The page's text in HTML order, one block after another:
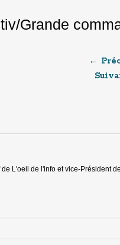
Grande
←
L'oeil de l'info et vice-Président